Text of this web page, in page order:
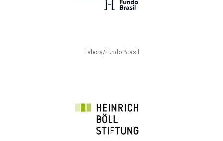
Labora/Fundo Brasil